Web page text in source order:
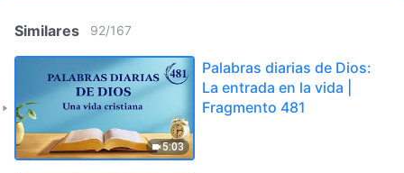
Similares 92/167
5:03
Palabras diarias de Dios:
La entrada en la vida |
Fragmento 481